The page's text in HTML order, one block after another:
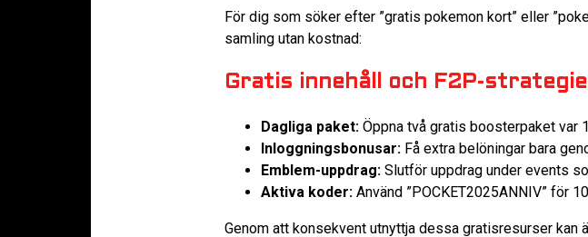
För dig som söker efter ”gratis pokemon kort” eller
samling utan kostnad:
Gratis innehåll och F2P-
Dagliga paket: Öppna två gratis boosterpaket var
Inloggningsbonusar: Få extra belöningar bara
Emblem-uppdrag: Slutför uppdrag under events
Aktiva koder: Använd ”POCKET2025ANNIV” för
Genom att konsekvent utnyttja dessa gratisresurser